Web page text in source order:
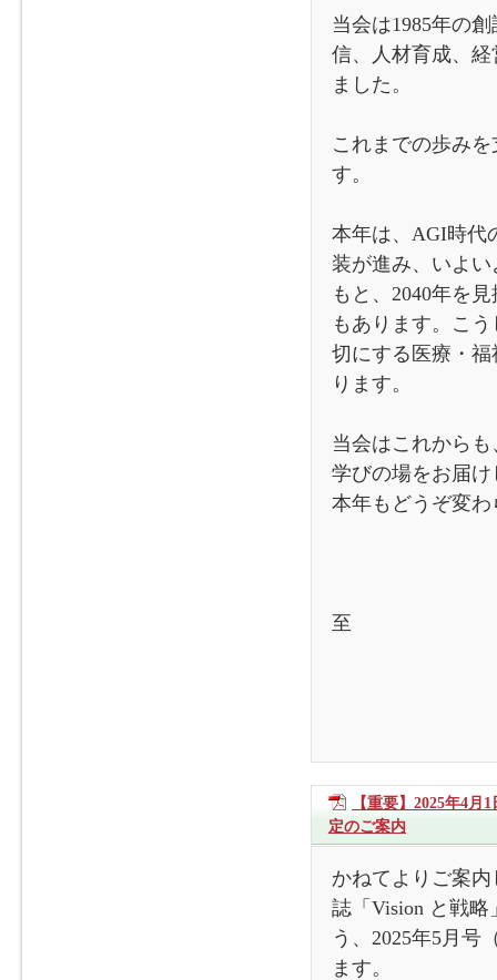
当会は1985年の
信、人材育成、
ました。
これまでの歩み
す。
本年は、AGI時代
装が進み、いよ
もと、2040年を
もあります。こ
切にする医療・
ります。
当会はこれから
学びの場をお届
本年もどうぞ変
【重要】2025年4
定のご案内
かねてよりご案
誌「Vision と戦
う、2025年5月号
ます。